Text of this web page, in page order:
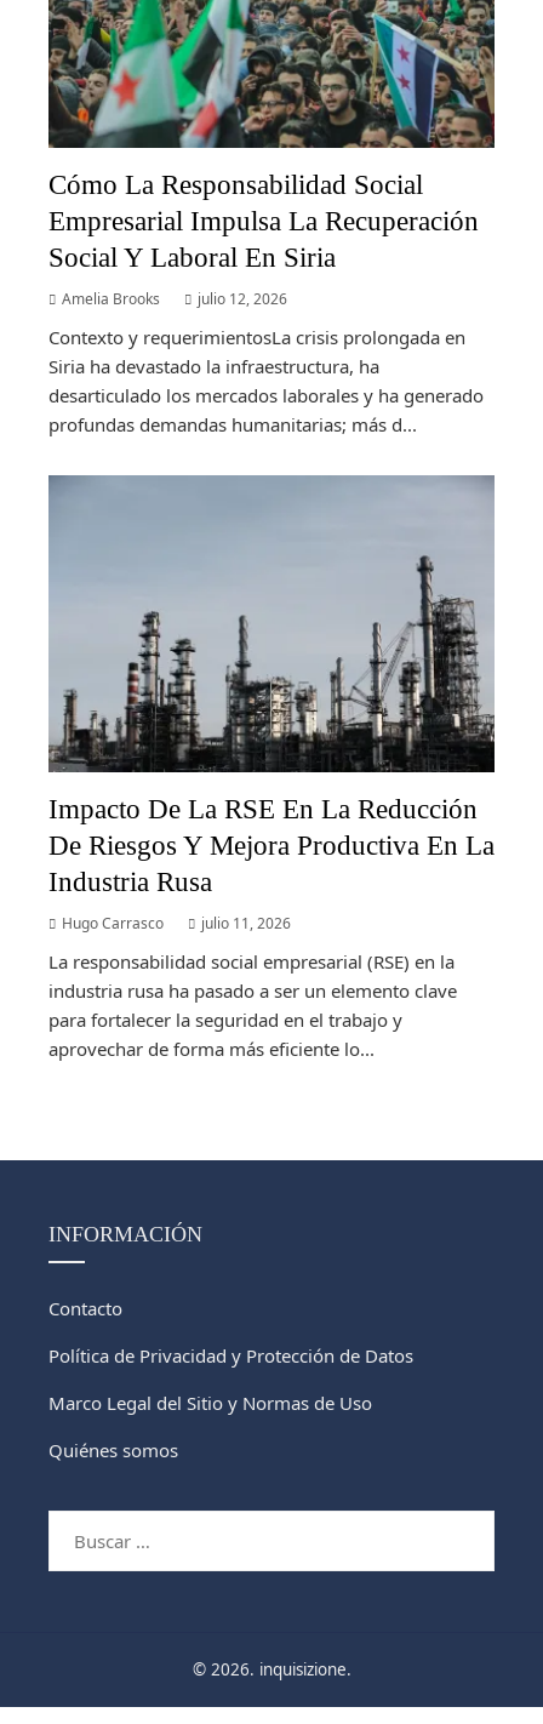
Cómo La Responsabilidad Social
Empresarial Impulsa La Recuperación
Social Y Laboral En Siria
Amelia Brooks julio 12, 2026
Contexto y requerimientosLa crisis prolongada en
Siria ha devastado la infraestructura, ha
desarticulado los mercados laborales y ha generado
profundas demandas humanitarias; más d...
Impacto De La RSE En La Reducción
De Riesgos Y Mejora Productiva En La
Industria Rusa
Hugo Carrasco julio 11, 2026
La responsabilidad social empresarial (RSE) en la
industria rusa ha pasado a ser un elemento clave
para fortalecer la seguridad en el trabajo y
aprovechar de forma más eficiente lo...
INFORMACIÓN
Contacto
Política de Privacidad y Protección de Datos
Marco Legal del Sitio y Normas de Uso
Quiénes somos
© 2026. inquisizione.